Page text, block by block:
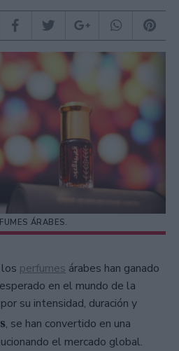
ÁRABES.
perfumes árabes han ganado
en el mundo de la
su intensidad, duración y
, se han convertido en una
el mercado global.